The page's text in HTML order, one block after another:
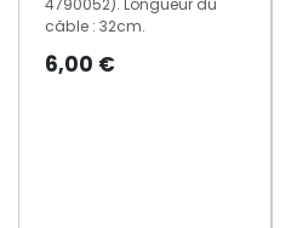
4790052). Longueur du
câble : 32cm.
6,00 €